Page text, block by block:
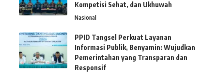
Kompetisi Sehat, dan Ukhuwah
Nasional
PPID Tangsel Perkuat Layanan
Informasi Publik, Benyamin: Wujudkan
Pemerintahan yang Transparan dan
Responsif